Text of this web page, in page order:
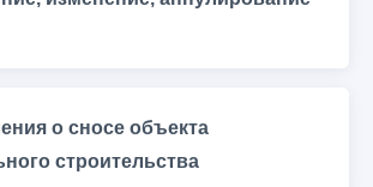
о сносе объекта
строительства